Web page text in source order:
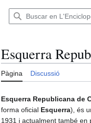
Esquerra
Pàgina Discussió
Esquerra Republicana de
forma oficial Esquerra), és
1931 i actualment també